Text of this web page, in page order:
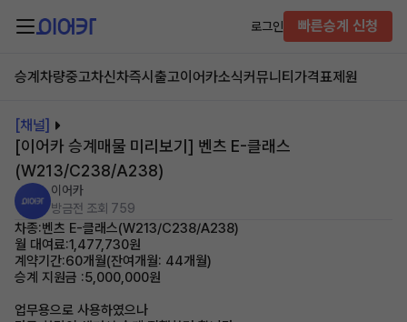
로그인 빠른승계 신청
승계차량중고차신차즉시출고이어카소식커뮤니티 가격표제원
[채널]
[이어카 승계매물 미리보기] 벤츠 E-클래스
(W213/C238/A238)
이어카
방금전 조회 759
차종:벤츠 E-클래스(W213/C238/A238)
월 대여료:1,477,730원
계약기간:60개월(잔여개월: 44개월)
승계 지원금 :5,000,000원
업무용으로 사용하였으나